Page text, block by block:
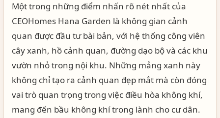
Một trong những điểm nhấn rõ nét nhất của
CEOHomes Hana Garden là không gian cảnh
quan được đầu tư bài bản, với hệ thống công viên
cây xanh, hồ cảnh quan, đường dạo bộ và các khu
vườn nhỏ trong nội khu. Những mảng xanh này
không chỉ tạo ra cảnh quan đẹp mắt mà còn đóng
vai trò quan trọng trong việc điều hòa không khí,
mang đến bầu không khí trong lành cho cư dân.